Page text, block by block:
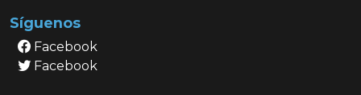
Síguenos
Facebook
Facebook